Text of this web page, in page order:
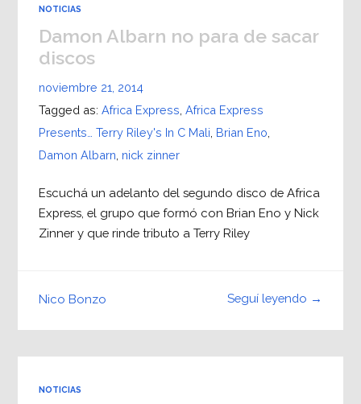
NOTICIAS
Damon Albarn no para de sacar
discos
noviembre 21, 2014
Tagged as: Africa Express Africa Express
Presents… Terry Riley's In C Mali Brian Eno
Damon Albarn nick zinner
Escuchá un adelanto del segundo disco de Africa
Express, el grupo que formó con Brian Eno y Nick
Zinner y que rinde tributo a Terry Riley
Seguí leyendo →
Nico Bonzo
NOTICIAS